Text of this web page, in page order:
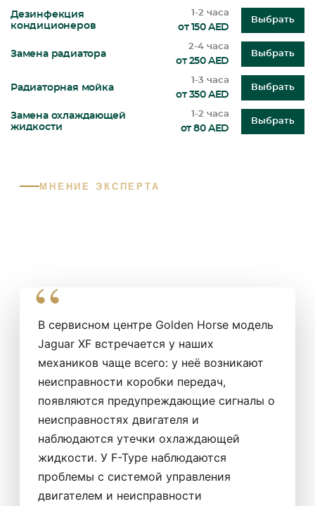
Дезинфекция
кондиционеров
1-2 часа
от 150 AED
Выбрать
Замена радиатора
2-4 часа
от 250 AED
Выбрать
Радиаторная мойка
1-3 часа
от 350 AED
Выбрать
Замена охлаждающей
жидкости
1-2 часа
от 80 AED
Выбрать
МНЕНИЕ ЭКСПЕРТА
В сервисном центре Golden Horse модель
Jaguar XF встречается у наших
механиков чаще всего: у неё возникают
неисправности коробки передач,
появляются предупреждающие сигналы о
неисправностях двигателя и
наблюдаются утечки охлаждающей
жидкости. У F-Type наблюдаются
проблемы с системой управления
двигателем и неисправности